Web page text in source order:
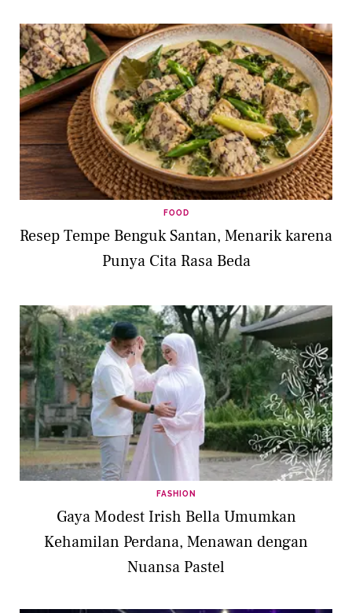
FOOD
Resep Tempe Benguk Santan, Menarik karena
Punya Cita Rasa Beda
FASHION
Gaya Modest Irish Bella Umumkan
Kehamilan Perdana, Menawan dengan
Nuansa Pastel